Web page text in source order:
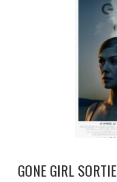
GONE GIRL